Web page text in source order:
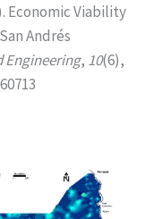
Economic Viability
Andrés
Engineering, 10(6),